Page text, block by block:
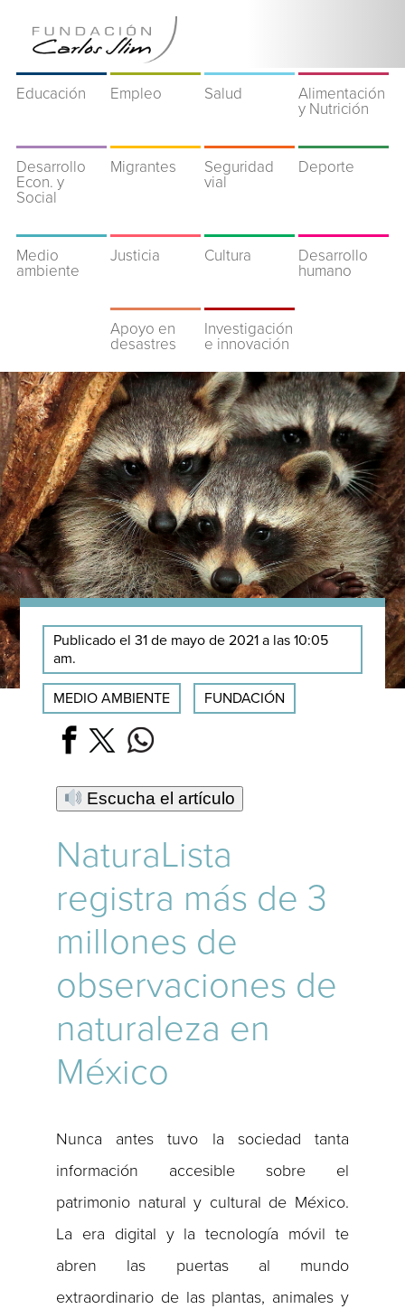
Educación Empleo Salud
Alimentación
y Nutrición
Desarrollo
Econ. y
Social
Migrantes
Seguridad
vial
Deporte
Medio
ambiente
Justicia Cultura
Desarrollo
humano
Apoyo en
desastres
Investigación
e innovación
Publicado el 31 de mayo de 2021 a las 10:05
am.
MEDIO AMBIENTE FUNDACIÓN
Escucha el artículo
NaturaLista
registra más de 3
millones de
observaciones de
naturaleza en
México
Nunca antes tuvo la sociedad tanta
información accesible sobre el
patrimonio natural y cultural de México.
La era digital y la tecnología móvil te
abren las puertas al mundo
extraordinario de las plantas, animales y